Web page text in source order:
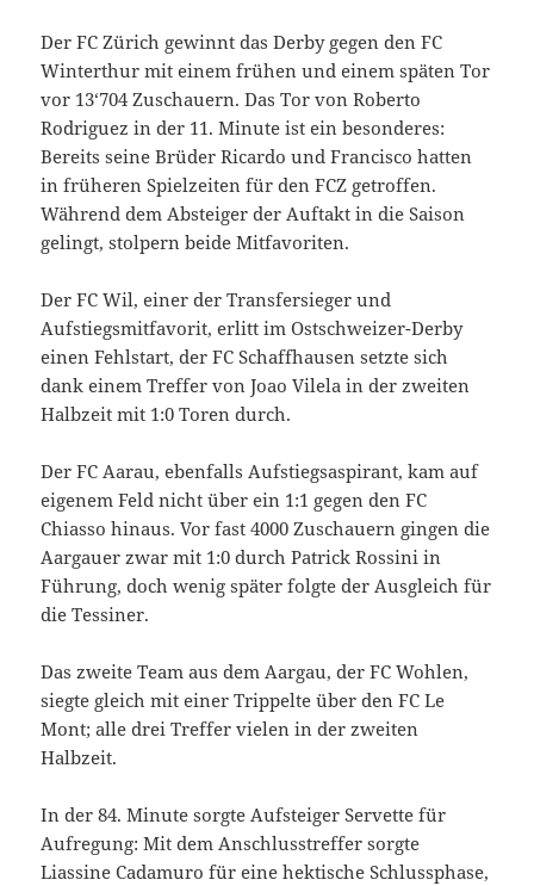
Der FC Zürich gewinnt das Derby gegen den FC
Winterthur mit einem frühen und einem späten Tor
vor 13‘704 Zuschauern. Das Tor von Roberto
Rodriguez in der 11. Minute ist ein besonderes:
Bereits seine Brüder Ricardo und Francisco hatten
in früheren Spielzeiten für den FCZ getroffen.
Während dem Absteiger der Auftakt in die Saison
gelingt, stolpern beide Mitfavoriten.
Der FC Wil, einer der Transfersieger und
Aufstiegsmitfavorit, erlitt im Ostschweizer-Derby
einen Fehlstart, der FC Schaffhausen setzte sich
dank einem Treffer von Joao Vilela in der zweiten
Halbzeit mit 1:0 Toren durch.
Der FC Aarau, ebenfalls Aufstiegsaspirant, kam auf
eigenem Feld nicht über ein 1:1 gegen den FC
Chiasso hinaus. Vor fast 4000 Zuschauern gingen die
Aargauer zwar mit 1:0 durch Patrick Rossini in
Führung, doch wenig später folgte der Ausgleich für
die Tessiner.
Das zweite Team aus dem Aargau, der FC Wohlen,
siegte gleich mit einer Trippelte über den FC Le
Mont; alle drei Treffer vielen in der zweiten
Halbzeit.
In der 84. Minute sorgte Aufsteiger Servette für
Aufregung: Mit dem Anschlusstreffer sorgte
Liassine Cadamuro für eine hektische Schlussphase,